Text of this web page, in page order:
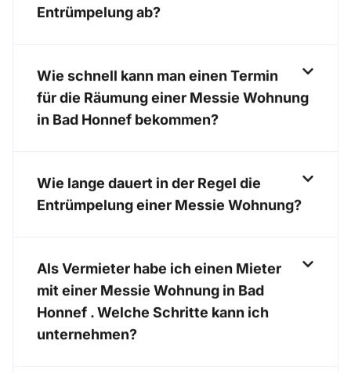
Entrümpelung ab?
Wie schnell kann man einen Termin
für die Räumung einer Messie Wohnung
in Bad Honnef bekommen?
Wie lange dauert in der Regel die
Entrümpelung einer Messie Wohnung?
Als Vermieter habe ich einen Mieter
mit einer Messie Wohnung in Bad
Honnef . Welche Schritte kann ich
unternehmen?